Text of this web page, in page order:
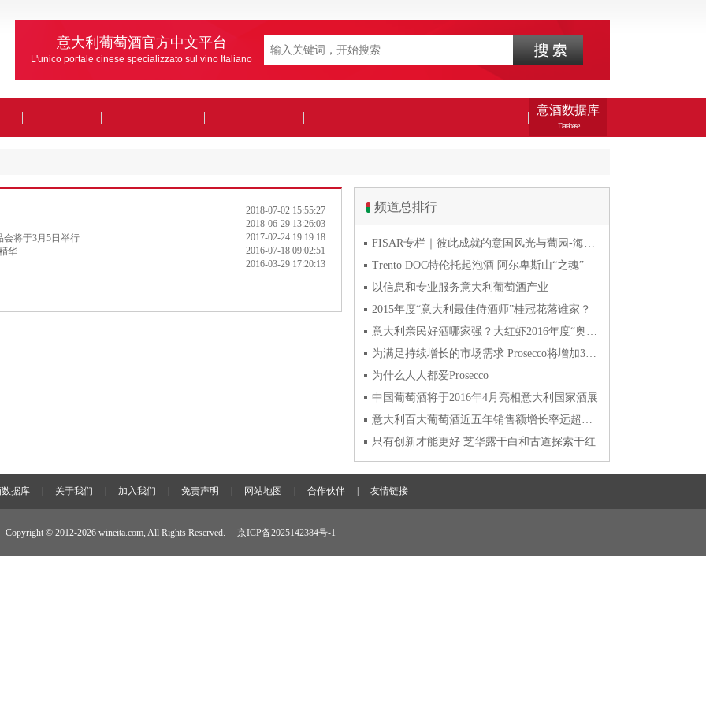
意大利葡萄酒官方中文平台
L'unico portale cinese specializzato sul vino Italiano
意酒数据库
Database
2018-07-02 15:55:27
2018-06-29 13:26:03
2017-02-24 19:19:18
会将于3月5日举行
2016-07-18 09:02:51
华
2016-03-29 17:20:13
频道总排行
FISAR专栏｜彼此成就的意国风光与葡园-海风与火山淬炼的潘
Trento DOC特伦托起泡酒 阿尔卑斯山“之魂”
以信息和专业服务意大利葡萄酒产业
2015年度“意大利最佳侍酒师”桂冠花落谁家？
意大利亲民好酒哪家强？大红虾2016年度“奥斯卡”奖发布
为满足持续增长的市场需求 Prosecco将增加3000公顷葡萄园
为什么人人都爱Prosecco
中国葡萄酒将于2016年4月亮相意大利国家酒展
意大利百大葡萄酒近五年销售额增长率远超波尔多五百大葡萄酒
只有创新才能更好 芝华露干白和古道探索干红
据库 关于我们 加入我们 免责声明 网站地图 合作伙伴 友情链接
Copyright © 2012-2026 wineita.com, All Rights Reserved. 京ICP备2025142384号-1